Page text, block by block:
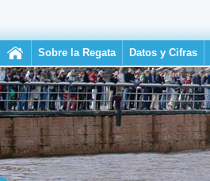
Sobre la Regata Datos y Cifras